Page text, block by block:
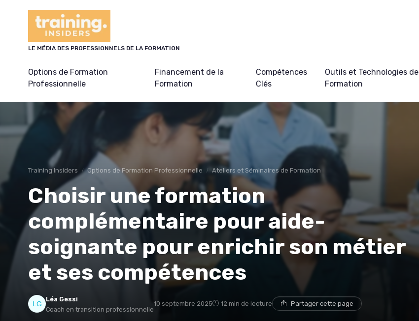
LE MÉDIA DES PROFESSIONNELS DE LA FORMATION
Options de Formation
Professionnelle
Financement de la
Formation
Compétences
Clés
Outils et Technologies de
Formation
Training Insiders Options de Formation Professionnelle Ateliers et Séminaires de Formation
Choisir une formation
complémentaire pour aide-
soignante pour enrichir son métier
et ses compétences
Léa Gessi
Coach en transition professionnelle
10 septembre 2025 12 min de lecture Partager cette page